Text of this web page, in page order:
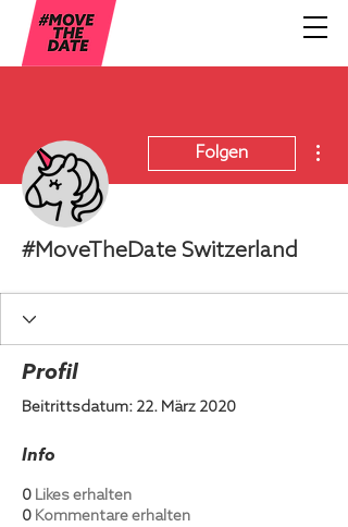
Folgen
#MoveTheDate Switzerland
Profil
Beitrittsdatum: 22. März 2020
Info
0 Likes erhalten
0 Kommentare erhalten